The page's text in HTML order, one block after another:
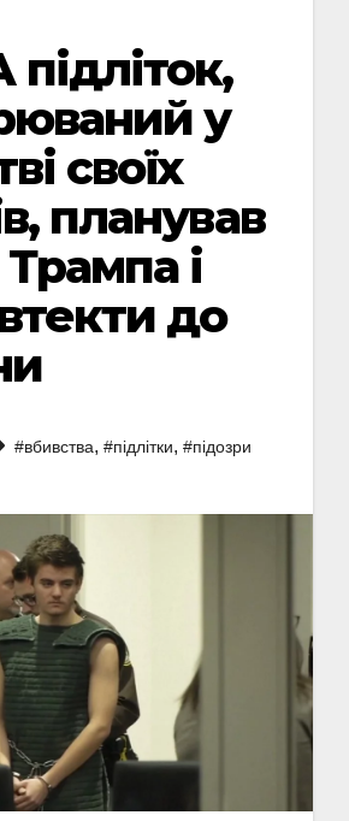
у
своїх
планував
і
до
#вбивства, #підлітки, #підозри